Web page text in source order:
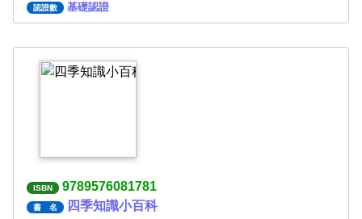
認證數 基礎認證
ISBN 9789576081781
書 名 四季知識小百科